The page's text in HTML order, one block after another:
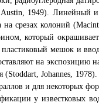
Austin, 1949). Линейный
на срезах колоний
который
мешок и
на экспозицию
(Stoddart, Johannes,
и для некоторых
у известковых